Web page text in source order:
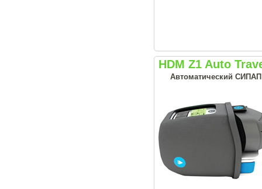
HDM Z1 Auto
Автоматический СИПАП